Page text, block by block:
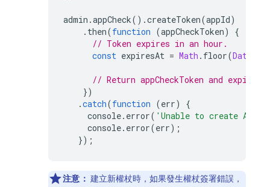
admin .appCheck().createToken(appId)
. then(function (appCheckToken)
{
// Token expires in an hour.
const expiresAt = Math . floor(Date
// Return appCheckToken and
})
.catch(function (err)
{
console. error( 'Unable to create App
console. error(err);
});
注意： 建立新權杖時，如果發生權杖簽署錯誤，